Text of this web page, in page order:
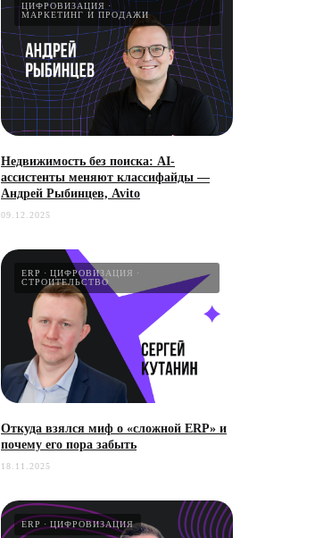
ЦИФРОВИЗАЦИЯ
МАРКЕТИНГ И ПРОДАЖИ
Недвижимость без поиска: AI-
ассистенты меняют классифайды —
Андрей Рыбинцев, Avito
09.12.2025
ERP
ЦИФРОВИЗАЦИЯ
СТРОИТЕЛЬСТВО
Откуда взялся миф о «сложной ERP» и
почему его пора забыть
18.11.2025
ERP ЦИФРОВИЗАЦИЯ